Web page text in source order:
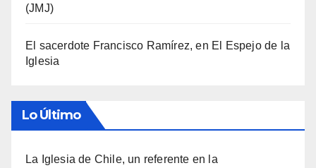
(JMJ)
El sacerdote Francisco Ramírez, en El Espejo de la
Iglesia
Lo Último
La Iglesia de Chile, un referente en la